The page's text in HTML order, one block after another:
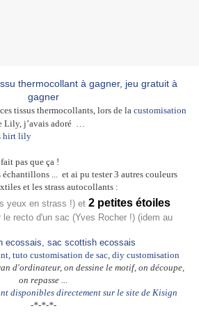
tissus thermocollants, lors de la customisation
Lily, j’avais adoré …
pas que ça !
... et ai pu tester 3 autres couleurs
et les strass autocollants :
yeux en strass !) et 2 petites étoiles
recto d'un sac (Yves Rocher !) (idem au
d'ordinateur, on dessine le motif, on découpe,
on repasse ...
disponibles directement sur le site de Kisign
-*-*-*-